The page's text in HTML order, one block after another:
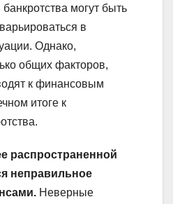
могут быть
в
Однако,
общих факторов,
к финансовым
итоге к
распространенной
неправильное
Неверные